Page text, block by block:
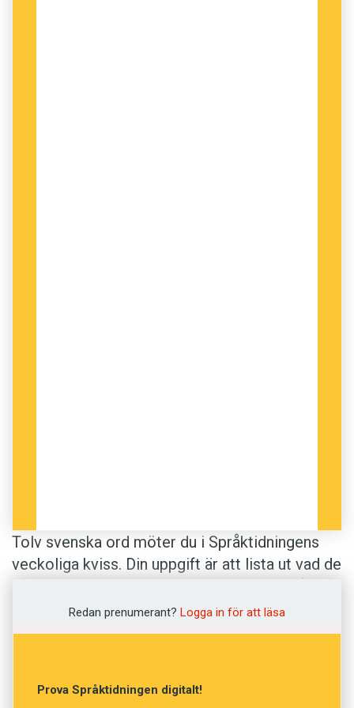
Tolv svenska ord möter du i Språktidningens
veckoliga kviss. Din uppgift är att lista ut vad de
Svenska Akademiens ordlista .
Illustration: Pixabay
Redan prenumerant? Logga in för att läsa
Prova Språktidningen digitalt!